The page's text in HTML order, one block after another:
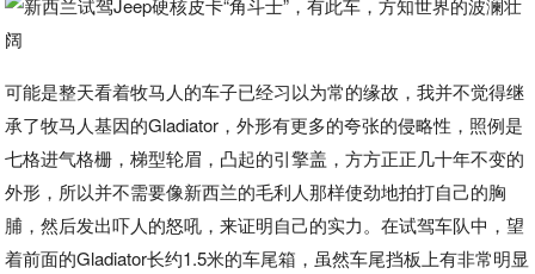
可能是整天看着牧马人的车子已经习以为常的缘故，我并不觉得继
承了牧马人基因的Gladiator，外形有更多的夸张的侵略性，照例是
七格进气格栅，梯型轮眉，凸起的引擎盖，方方正正几十年不变的
外形，所以并不需要像新西兰的毛利人那样使劲地拍打自己的胸
脯，然后发出吓人的怒吼，来证明自己的实力。在试驾车队中，望
着前面的Gladiator长约1.5米的车尾箱，虽然车尾挡板上有非常明显